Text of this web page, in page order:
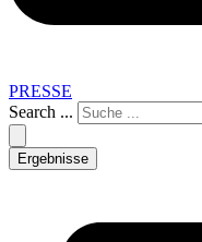
PRESSE
Search ...
Ergebnisse